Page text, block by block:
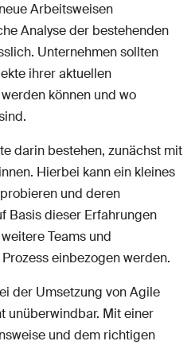
Arbeitsweisen
Analyse der bestehenden
Unternehmen sollten
ihrer aktuellen
können und wo
darin bestehen, zunächst mit
Hierbei kann ein kleines
und deren
Basis dieser Erfahrungen
Teams und
einbezogen werden.
der Umsetzung von Agile
unüberwindbar. Mit einer
und dem richtigen